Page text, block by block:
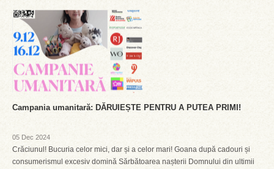
Campania umanitară: DĂRUIEȘTE PENTRU A PUTEA PRIMI!
05 Dec 2024
Crăciunul! Bucuria celor mici, dar și a celor mari! Goana după cadouri și
consumerismul excesiv domină Sărbătoarea nașterii Domnului din ultimii